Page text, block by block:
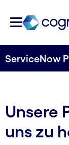
ServiceNow
Unsere
uns zu